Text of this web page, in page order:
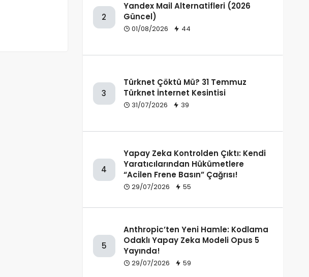
2
Yandex Mail Alternatifleri (2026
Güncel)
01/08/2026 44
3
Türknet Çöktü Mü? 31 Temmuz
Türknet İnternet Kesintisi
31/07/2026 39
4
Yapay Zeka Kontrolden Çıktı: Kendi
Yaratıcılarından Hükümetlere
“Acilen Frene Basın” Çağrısı!
29/07/2026 55
5
Anthropic’ten Yeni Hamle: Kodlama
Odaklı Yapay Zeka Modeli Opus 5
Yayında!
29/07/2026 59